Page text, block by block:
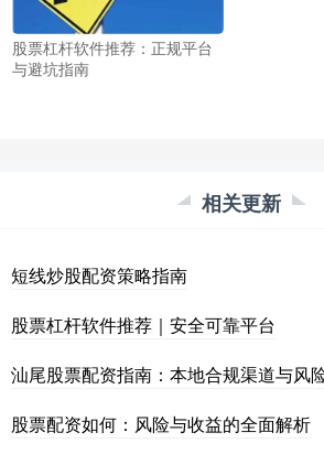
股票杠杆软件推荐：正规平台
与避坑指南
相关更新
短线炒股配资策略指南
股票杠杆软件推荐｜安全可靠平台
汕尾股票配资指南：本地合规渠道与风
股票配资如何：风险与收益的全面解析